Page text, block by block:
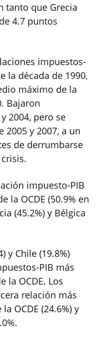
tanto que Grecia
4.7 puntos
impuestos-
la década de 1990,
máximo de la
Bajaron
2004, pero se
2005 y 2007, a un
de derrumbarse
impuesto-PIB
la OCDE (50.9% en
(45.2%) y Bélgica
y Chile (19.8%)
PIB más
la OCDE. Los
relación más
OCDE (24.6%) y